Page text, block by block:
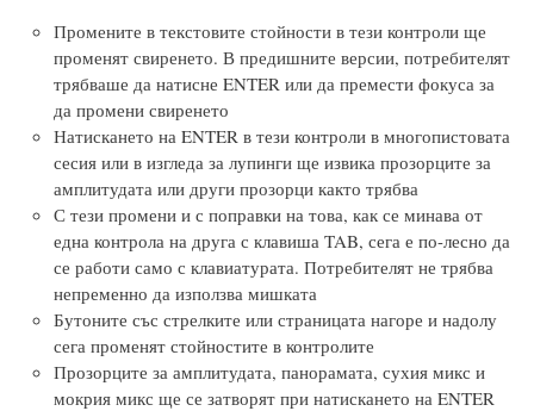
Промените в текстовите стойности в тези контроли ще
променят свиренето. В предишните версии, потребителят
трябваше да натисне ENTER или да премести фокуса за
да промени свиренето
Натискането на ENTER в тези контроли в многопистовата
сесия или в изгледа за лупинги ще извика прозорците за
амплитудата или други прозорци както трябва
С тези промени и с поправки на това, как се минава от
една контрола на друга с клавиша TAB, сега е по-лесно да
се работи само с клавиатурата. Потребителят не трябва
непременно да използва мишката
Бутоните със стрелките или страницата нагоре и надолу
сега променят стойностите в контролите
Прозорците за амплитудата, панорамата, сухия микс и
мокрия микс ще се затворят при натискането на ENTER